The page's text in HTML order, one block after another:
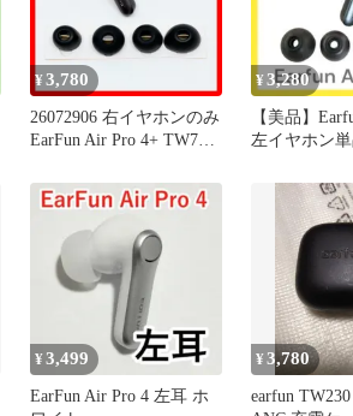
¥3,780
26072906 右イヤホンのみ
EarFun Air Pro 4+ TW700
¥3,280
【美品】
左イヤホン
¥3,499
EarFun Air Pro 4 左耳 ホ
¥3,780
earfun